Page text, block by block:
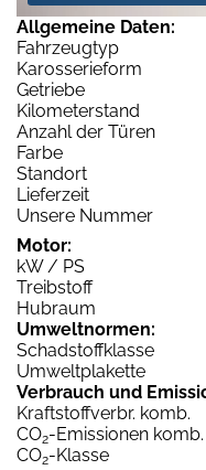
Allgemeine Daten:
Fahrzeugtyp
Karosserieform
Getriebe
Kilometerstand
Anzahl der Türen
Farbe
Standort
Lieferzeit
Unsere Nummer
Motor:
kW / PS
Treibstoff
Hubraum
Umweltnormen:
Schadstoffklasse
Umweltplakette
Verbrauch und
Kraftstoffverbr. komb.
CO2-Emissionen komb.
CO2-Klasse